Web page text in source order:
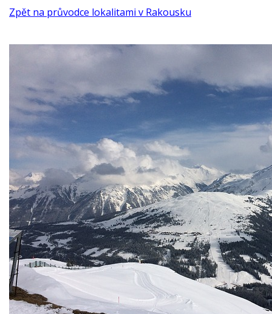
Zpět na průvodce lokalitami v Rakousku